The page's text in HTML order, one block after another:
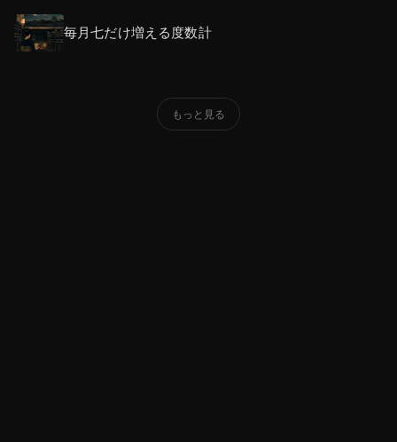
毎月七だけ増える度数計
もっと見る